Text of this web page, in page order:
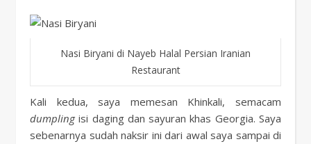
Nasi Biryani di Nayeb Halal Persian Iranian
Restaurant
Kali kedua, saya memesan Khinkali, semacam
dumplingisi daging dan sayuran khas Georgia. Saya
sebenarnya sudah naksir ini dari awal saya sampai di